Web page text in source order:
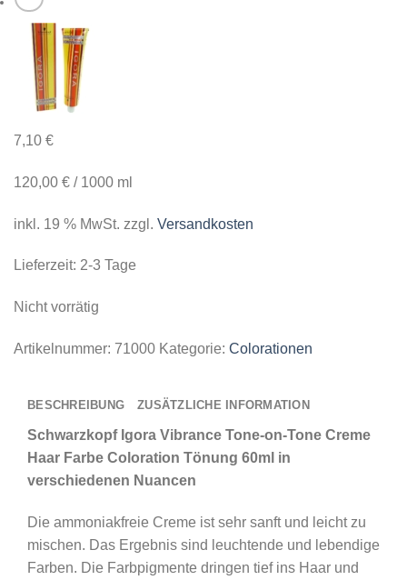
7,10 €
120,00 € / 1000 ml
inkl. 19 % MwSt. zzgl. Versandkosten
Lieferzeit: 2-3 Tage
Nicht vorrätig
Artikelnummer: 71000 Kategorie: Colorationen
BESCHREIBUNG ZUSÄTZLICHE INFORMATION
Schwarzkopf Igora Vibrance Tone-on-Tone Creme
Haar Farbe Coloration Tönung 60ml in
verschiedenen Nuancen
Die ammoniakfreie Creme ist sehr sanft und leicht zu
mischen. Das Ergebnis sind leuchtende und lebendige
Farben. Die Farbpigmente dringen tief ins Haar und